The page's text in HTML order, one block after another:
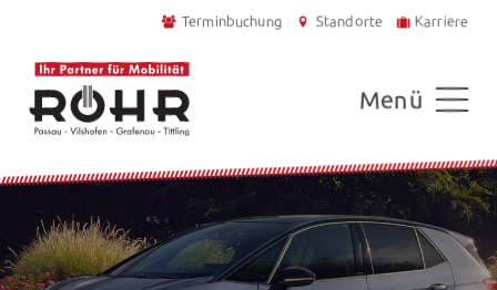
Terminbuchung Standorte Karriere
Menü